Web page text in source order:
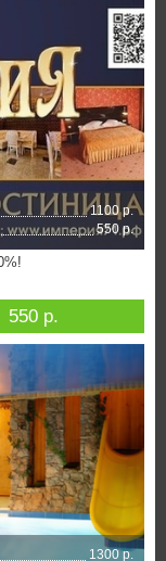
1100 р.
550 р.
550 р.
1300 р.